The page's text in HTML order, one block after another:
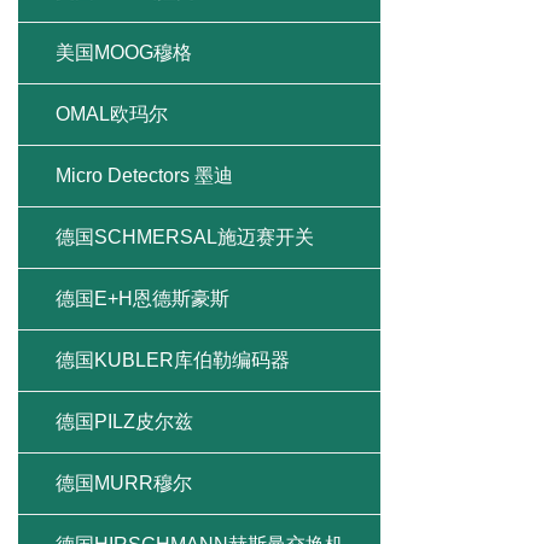
美国MOOG穆格
OMAL欧玛尔
Micro Detectors 墨迪
德国SCHMERSAL施迈赛开关
德国E+H恩德斯豪斯
德国KUBLER库伯勒编码器
德国PILZ皮尔兹
德国MURR穆尔